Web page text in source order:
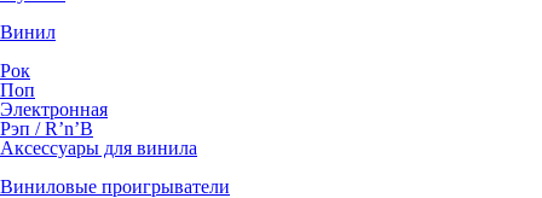
Винил
Рок
Поп
Электронная
Рэп / R’n’B
Аксессуары для винила
Виниловые проигрыватели